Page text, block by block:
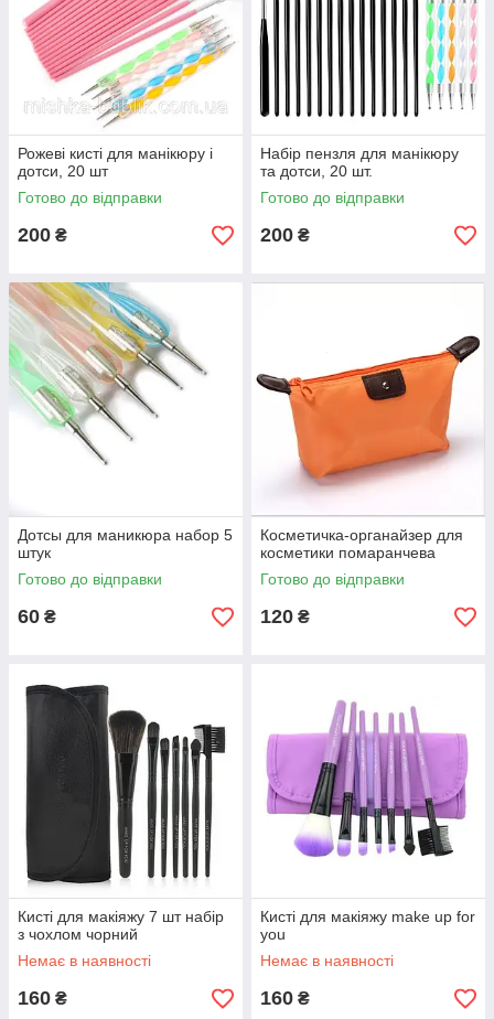
Рожеві кисті для манікюру і
дотси, 20 шт
Готово до відправки
200 ₴
Набір пензля для манікюру
та дотси, 20 шт.
Готово до відправки
200 ₴
Дотсы для маникюра набор 5
штук
Готово до відправки
60 ₴
Косметичка-органайзер для
косметики помаранчева
Готово до відправки
120 ₴
Кисті для макіяжу 7 шт набір
з чохлом чорний
Немає в наявності
160 ₴
Кисті для макіяжу make up for
you
Немає в наявності
160 ₴